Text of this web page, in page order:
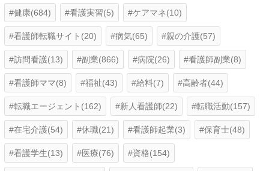
健康(684) 看護実習(5) ケアマネ(10)
看護師転職サイト(20) 病気(65) 親の介護(57)
訪問看護(13) 副業(866) 病院(26) 看護師副業(8)
看護師ママ(8) 福祉(43) 給料(7) 高齢者(44)
転職エージェント(162) 新人看護師(22) 転職活動(157)
在宅介護(54) 休職(21) 看護師起業(3) 保育士(48)
看護学生(13) 医療(76) 資格(154)